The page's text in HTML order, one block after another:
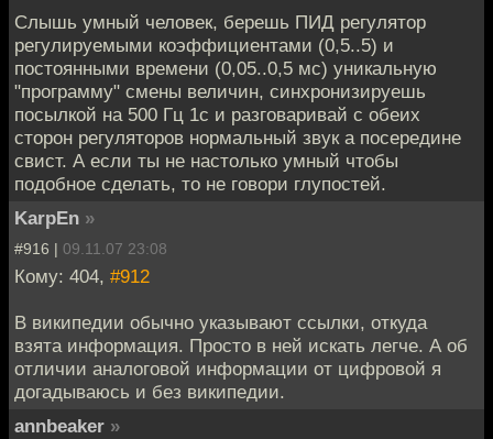
Слышь умный человек, берешь ПИД регулятор
регулируемыми коэффициентами (0,5..5) и
постоянными времени (0,05..0,5 мс) уникальную
"программу" смены величин, синхронизируешь
посылкой на 500 Гц 1с и разговаривай с обеих
сторон регуляторов нормальный звук а посередине
свист. А если ты не настолько умный чтобы
подобное сделать, то не говори глупостей.
KarpEn »
#916 | 09.11.07 23:08
Кому: 404, #912
В википедии обычно указывают ссылки, откуда
взята информация. Просто в ней искать легче. А об
отличии аналоговой информации от цифровой я
догадываюсь и без википедии.
annbeaker »